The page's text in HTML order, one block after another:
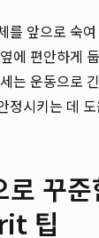
를 앞으로 숙
에 편안하게
는 운동으로
정시키는 데
로 꾸
팁